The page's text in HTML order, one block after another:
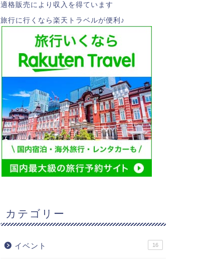
適格販売により収入を得ています
旅行に行くなら楽天トラベルが便利♪
カテゴリー
イベント 16